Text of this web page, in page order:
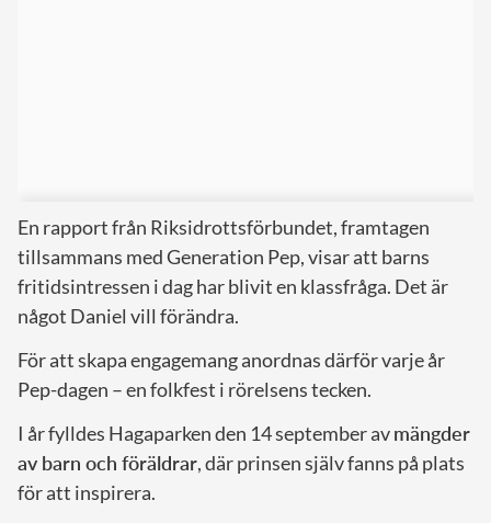
En rapport från Riksidrottsförbundet, framtagen
tillsammans med Generation Pep, visar att barns
fritidsintressen i dag har blivit en klassfråga. Det är
något Daniel vill förändra.
För att skapa engagemang anordnas därför varje år
Pep-dagen – en folkfest i rörelsens tecken.
I år fylldes Hagaparken den 14 september avmängder
av barn och föräldrar, där prinsen själv fanns på plats
för att inspirera.